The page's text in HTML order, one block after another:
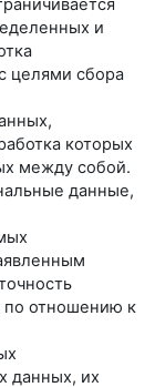
и
целями сбора
которых
между собой.
данные,
по отношению к
данных, их